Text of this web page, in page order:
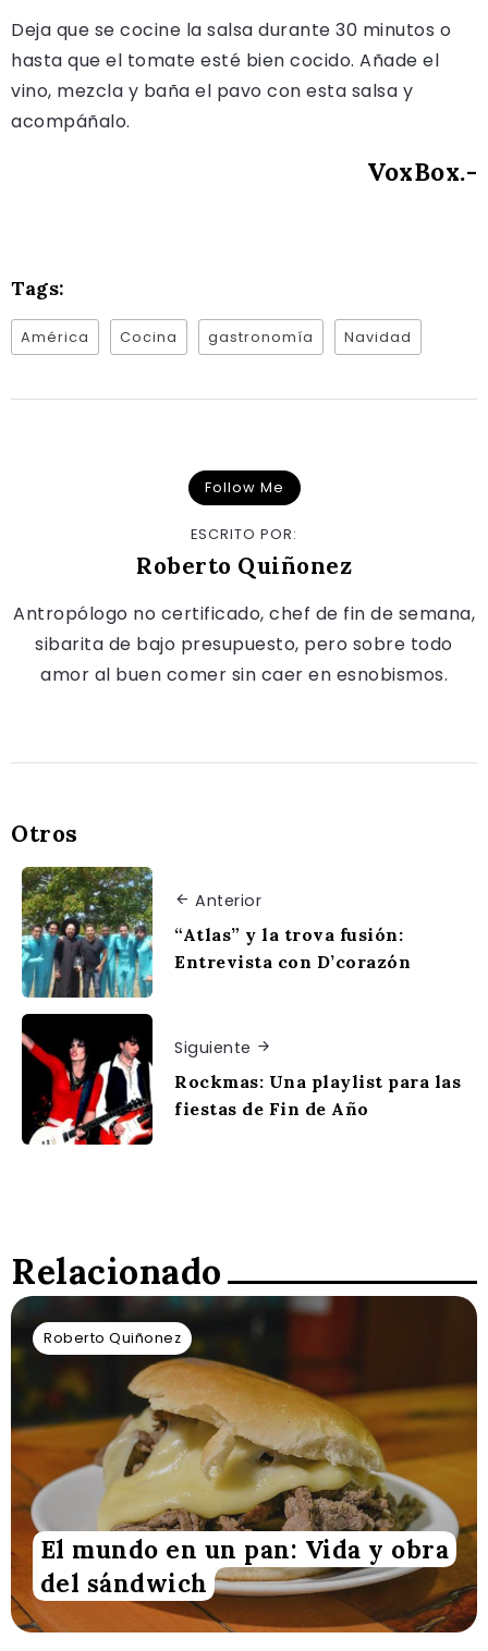
Deja que se cocine la salsa durante 30 minutos o
hasta que el tomate esté bien cocido. Añade el
vino, mezcla y baña el pavo con esta salsa y
acompáñalo.
VoxBox.-
Tags:
América Cocina gastronomía Navidad
Follow Me
ESCRITO POR:
Roberto Quiñonez
Antropólogo no certificado, chef de fin de semana,
sibarita de bajo presupuesto, pero sobre todo
amor al buen comer sin caer en esnobismos.
Otros
Anterior
“Atlas” y la trova fusión:
Entrevista con D’corazón
Siguiente
Rockmas: Una playlist para las
fiestas de Fin de Año
Relacionado
Roberto Quiñonez
El mundo en un pan: Vida y obra
del sándwich